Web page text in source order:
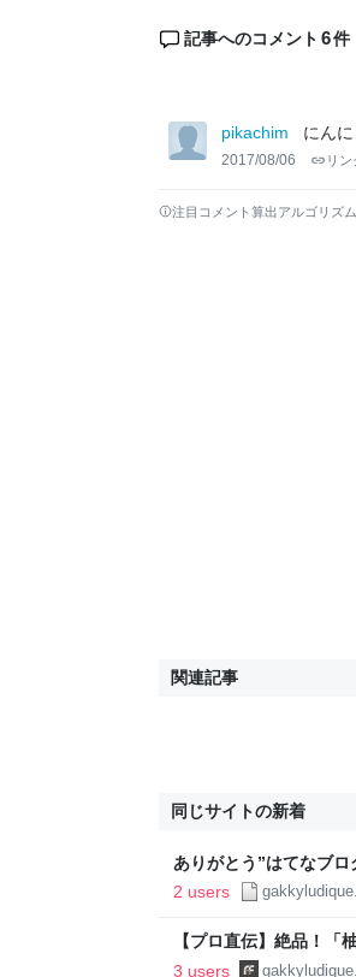
記事へのコメント 6件
pikachim にん
2017/08/06 リン
注目コメント算出アルゴリズ
関連記事
同じサイトの新着
ありがとう”はてなブ
越しします。 | FOOD
2 users
【プロ直伝】絶品！「
＆爽やかレシピ |
3 users